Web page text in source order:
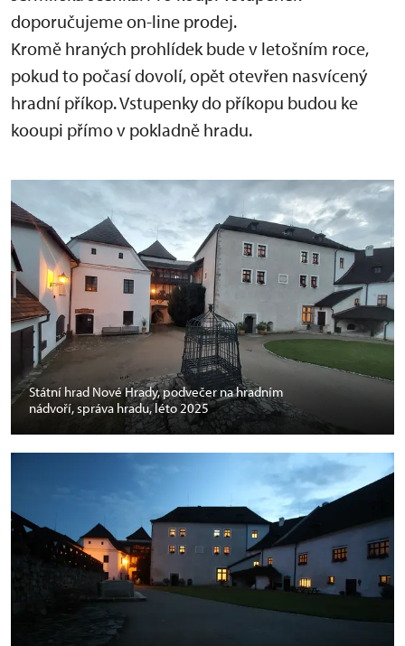
doporučujeme on-line prodej.
Kromě hraných prohlídek bude v letošním roce,
pokud to počasí dovolí, opět otevřen nasvícený
hradní příkop. Vstupenky do příkopu budou ke
kooupi přímo v pokladně hradu.
Státní hrad Nové Hrady, podvečer na hradním
nádvoří, správa hradu, léto 2025